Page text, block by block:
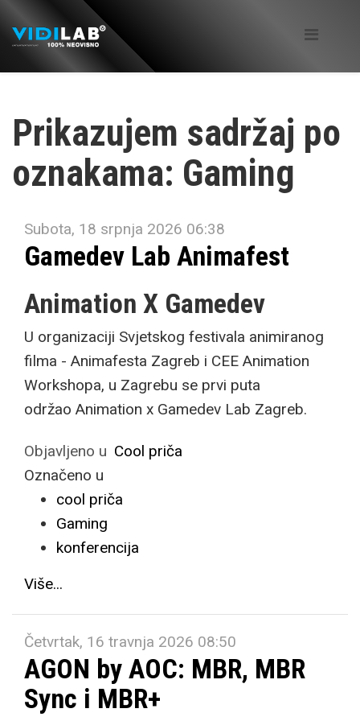
Prikazujem sadržaj po
oznakama: Gaming
Subota, 18 srpnja 2026 06:38
Gamedev Lab Animafest
Animation X Gamedev
U organizaciji Svjetskog festivala animiranog
filma - Animafesta Zagreb i CEE Animation
Workshopa, u Zagrebu se prvi puta
održao Animation x Gamedev Lab Zagreb.
Objavljeno u Cool priča
Označeno u
cool priča
Gaming
konferencija
Više...
Četvrtak, 16 travnja 2026 08:50
AGON by AOC: MBR, MBR
Sync i MBR+